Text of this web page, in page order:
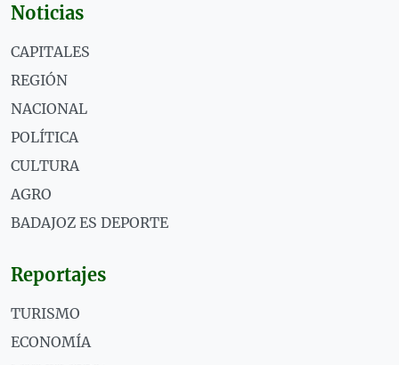
Noticias
CAPITALES
REGIÓN
NACIONAL
POLÍTICA
CULTURA
AGRO
BADAJOZ ES DEPORTE
Reportajes
TURISMO
ECONOMÍA